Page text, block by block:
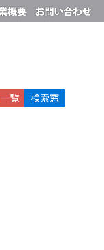
一覧 検索窓